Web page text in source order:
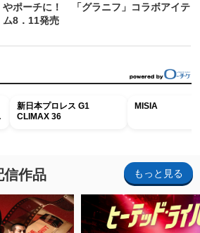
やポーチに！ 「グラニフ」コラボアイテ
ム8．11発売
新日本プロレス G1
CLIMAX 36
MISIA
信作品 もっと見る